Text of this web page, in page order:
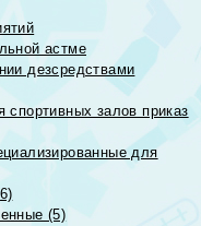
астме
дезсредствами
спортивных залов приказ
для
(5)